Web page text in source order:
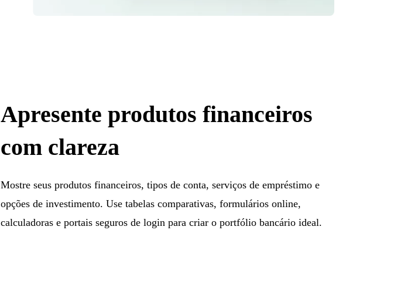
Apresente produtos financeiros
com clareza
Mostre seus produtos financeiros, tipos de conta, serviços de empréstimo e
opções de investimento. Use tabelas comparativas, formulários online,
calculadoras e portais seguros de login para criar o portfólio bancário ideal.